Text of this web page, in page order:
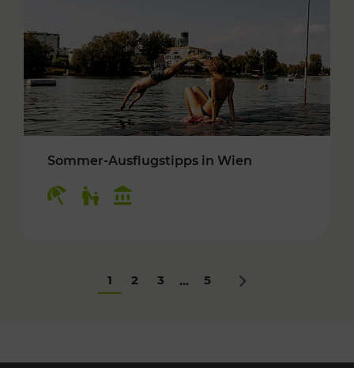
Sommer-Ausflugstipps in Wien
1 2 3 ... 5 Nächstes